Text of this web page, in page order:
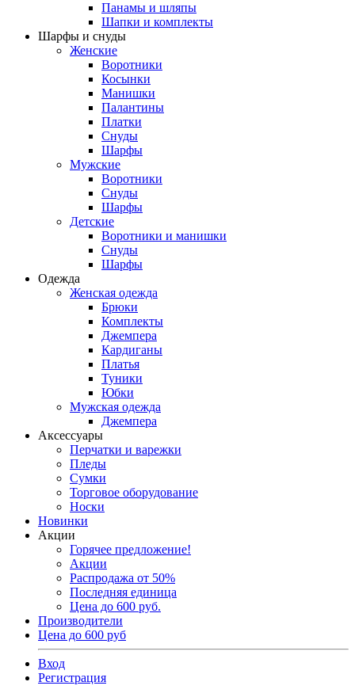
Панамы и шляпы
Шапки и комплекты
Шарфы и снуды
Женские
Воротники
Косынки
Манишки
Палантины
Платки
Снуды
Шарфы
Мужские
Воротники
Снуды
Шарфы
Детские
Воротники и манишки
Снуды
Шарфы
Одежда
Женская одежда
Брюки
Комплекты
Джемпера
Кардиганы
Платья
Туники
Юбки
Мужская одежда
Джемпера
Аксессуары
Перчатки и варежки
Пледы
Сумки
Торговое оборудование
Носки
Новинки
Акции
Горячее предложение!
Акции
Распродажа от 50%
Последняя единица
Цена до 600 руб.
Производители
Цена до 600 руб
Вход
Регистрация